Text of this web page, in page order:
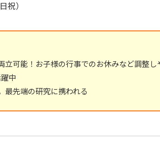
祝）
立可能！お子様の行事でのお休みなど調整し
中
最先端の研究に携われる